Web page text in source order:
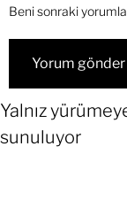
Beni sonraki
Yalnız
sunuluyor